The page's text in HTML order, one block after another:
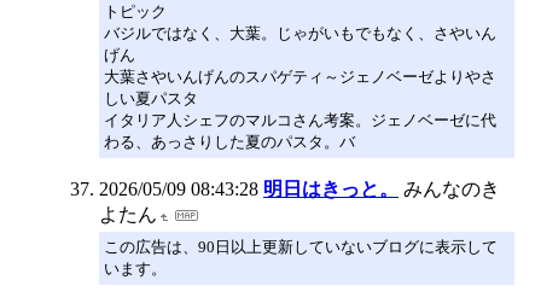
トピック
バジルではなく、大葉。じゃがいもでもなく、さやいん
げん
大葉さやいんげんのスパゲティ～ジェノベーゼよりやさ
しい夏パスタ
イタリア人シェフのマルコさん考案。ジェノベーゼに代
わる、あっさりした夏のパスタ。バ
2026/05/09 08:43:28 明日はきっと。
みんなのき
よたん
この広告は、90日以上更新していないブログに表示して
います。